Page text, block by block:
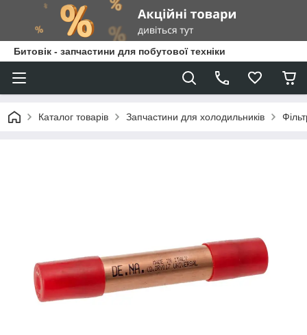
Битовік - запчастини для побутової техніки
Каталог товарів Запчастини для холодильників